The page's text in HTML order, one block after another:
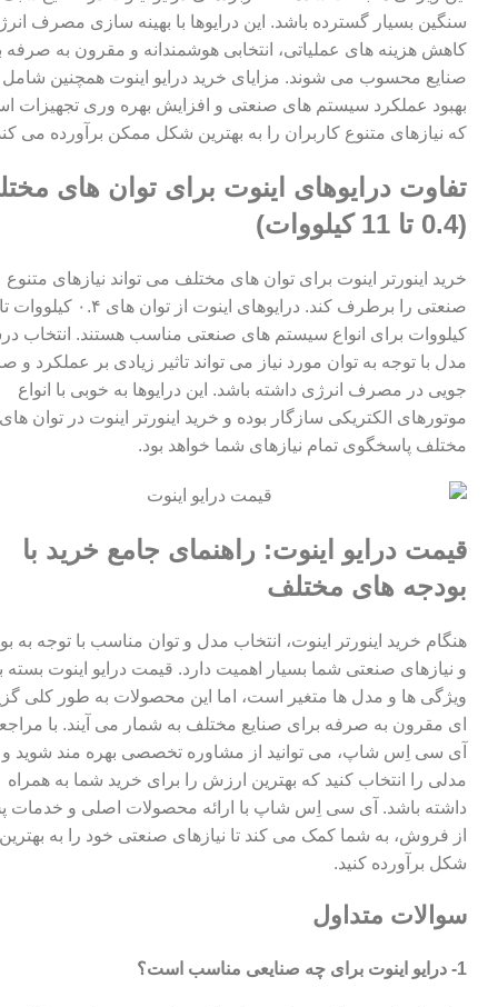
سنگین بسیار گسترده باشد. این درایوها با بهینه سازی مصرف
کاهش هزینه های عملیاتی، انتخابی هوشمندانه و مقرون به صرفه
صنایع محسوب می شوند. مزایای خرید درایو اینوت همچنین شامل
بهبود عملکرد سیستم های صنعتی و افزایش بهره وری تجهیزات
که نیازهای متنوع کاربران را به بهترین شکل ممکن برآورده می
تفاوت درایوهای اینوت برای توان های
(0.4 تا 11 کیلووات)
خرید اینورتر اینوت برای توان های مختلف می تواند نیازهای متنوع
کیلووات برای انواع سیستم های صنعتی مناسب هستند. انتخاب
مدل با توجه به توان مورد نیاز می تواند تاثیر زیادی بر عملکرد و
جویی در مصرف انرژی داشته باشد. این درایوها به خوبی با انواع
موتورهای الکتریکی سازگار بوده و خرید اینورتر اینوت در توان های
مختلف پاسخگوی تمام نیازهای شما خواهد بود.
قیمت درایو اینوت: راهنمای جامع خرید با
بودجه های مختلف
هنگام خرید اینورتر اینوت، انتخاب مدل و توان مناسب با توجه به
و نیازهای صنعتی شما بسیار اهمیت دارد. قیمت درایو اینوت بسته
ویژگی ها و مدل ها متغیر است، اما این محصولات به طور کلی
ای مقرون به صرفه برای صنایع مختلف به شمار می آیند. با
آی سی اِس شاپ، می توانید از مشاوره تخصصی بهره مند شوید و
مدلی را انتخاب کنید که بهترین ارزش را برای خرید شما به همراه
داشته باشد. آی سی اِس شاپ با ارائه محصولات اصلی و خدمات
از فروش، به شما کمک می کند تا نیازهای صنعتی خود را به بهترین
شکل برآورده کنید.
سوالات متداول
1- درایو اینوت برای چه صنایعی مناسب است؟